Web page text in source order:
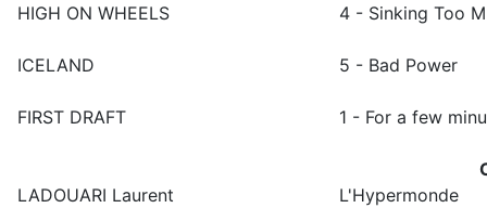
HIGH ON WHEELS 4 - Sinking Too
ICELAND 5 - Bad Power
FIRST DRAFT 1 - For a few
LADOUARI Laurent
L'Hypermonde